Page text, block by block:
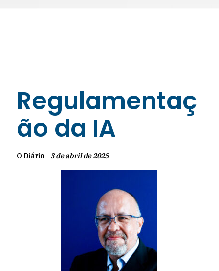
Regulamentaç
ão da IA
O Diário - 3 de abril de 2025